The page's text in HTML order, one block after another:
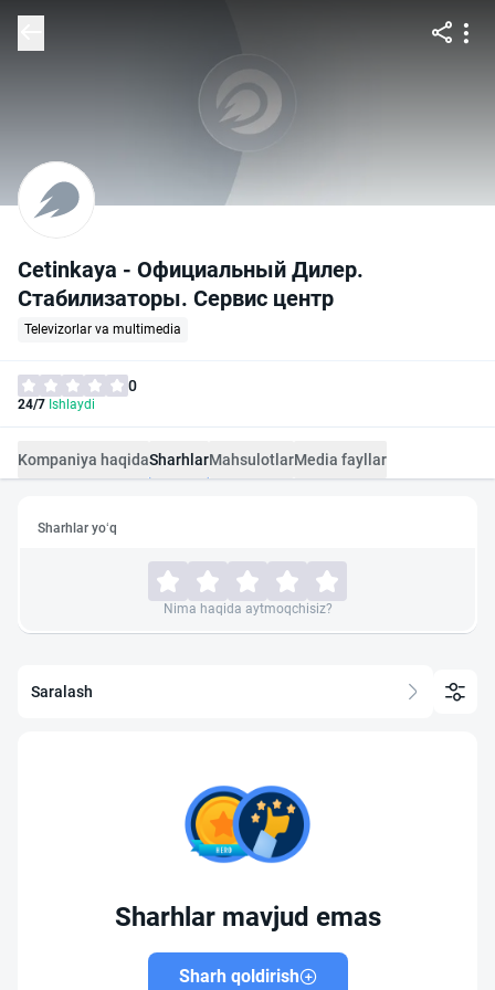
Cetinkaya - Официальный Дилер.
Стабилизаторы. Сервис центр
Televizorlar va multimedia
0
24/7 Ishlaydi
Kompaniya haqidaSharhlarMahsulotlarMedia fayllar
Sharhlar yo‘q
Nima haqida aytmoqchisiz?
Saralash
Sharhlar mavjud emas
Sharh qoldirish